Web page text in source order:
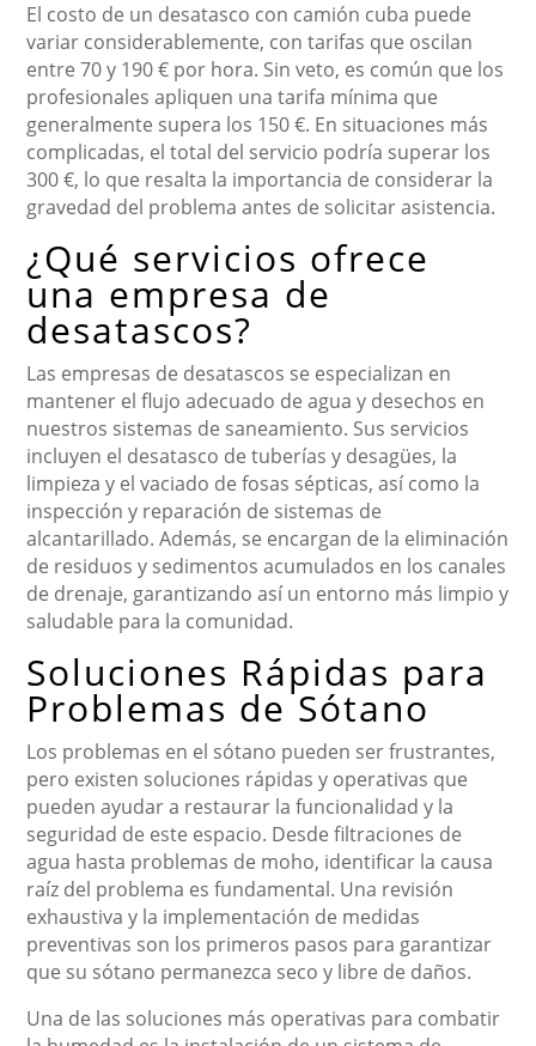
El costo de un desatasco con camión cuba puede
variar considerablemente, con tarifas que oscilan
entre 70 y 190 € por hora. Sin veto, es común que los
profesionales apliquen una tarifa mínima que
generalmente supera los 150 €. En situaciones más
complicadas, el total del servicio podría superar los
300 €, lo que resalta la importancia de considerar la
gravedad del problema antes de solicitar asistencia.
¿Qué servicios ofrece
una empresa de
desatascos?
Las empresas de desatascos se especializan en
mantener el flujo adecuado de agua y desechos en
nuestros sistemas de saneamiento. Sus servicios
incluyen el desatasco de tuberías y desagües, la
limpieza y el vaciado de fosas sépticas, así como la
inspección y reparación de sistemas de
alcantarillado. Además, se encargan de la eliminación
de residuos y sedimentos acumulados en los canales
de drenaje, garantizando así un entorno más limpio y
saludable para la comunidad.
Soluciones Rápidas para
Problemas de Sótano
Los problemas en el sótano pueden ser frustrantes,
pero existen soluciones rápidas y operativas que
pueden ayudar a restaurar la funcionalidad y la
seguridad de este espacio. Desde filtraciones de
agua hasta problemas de moho, identificar la causa
raíz del problema es fundamental. Una revisión
exhaustiva y la implementación de medidas
preventivas son los primeros pasos para garantizar
que su sótano permanezca seco y libre de daños.
Una de las soluciones más operativas para combatir